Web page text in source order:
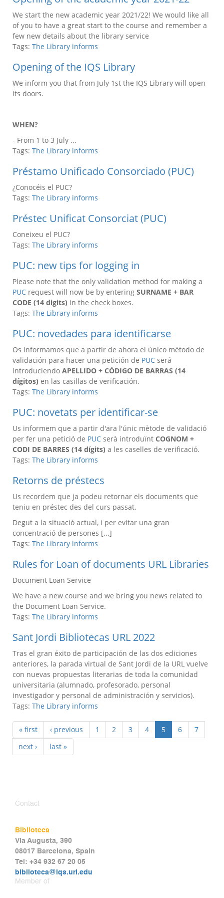
We start the new academic year 2021/22! We would like all
of you to have a great start to the course and remember a
few new details about the library service
Tags: The Library informs
Opening of the IQS Library
We inform you that from July 1st the IQS Library will open
its doors.
WHEN?
- From 1 to 3 July ...
Tags: The Library informs
Préstamo Unificado Consorciado (PUC)
¿Conocéis el PUC?
Tags: The Library informs
Préstec Unificat Consorciat (PUC)
Coneixeu el PUC?
Tags: The Library informs
PUC: new tips for logging in
Please note that the only validation method for making a
PUC request will now be by entering SURNAME + BAR
CODE (14 digits) in the check boxes.
Tags: The Library informs
PUC: novedades para identificarse
Os informamos que a partir de ahora el único método de
validación para hacer una petición de PUC será
introduciendo APELLIDO + CÓDIGO DE BARRAS (14
dígitos) en las casillas de verificación.
Tags: The Library informs
PUC: novetats per identificar-se
Us informem que a partir d'ara l'únic mètode de validació
per fer una petició de PUC serà introduïnt COGNOM +
CODI DE BARRES (14 dígits) a les caselles de verificació.
Tags: The Library informs
Retorns de préstecs
Us recordem que ja podeu retornar els documents que
teniu en préstec des del curs passat.
Degut a la situació actual, i per evitar una gran
concentració de persones [...]
Tags: The Library informs
Rules for Loan of documents URL Libraries
Document Loan Service
We have a new course and we bring you news related to
the Document Loan Service.
Tags: The Library informs
Sant Jordi Bibliotecas URL 2022
Tras el gran éxito de participación de las dos ediciones
anteriores, la parada virtual de Sant Jordi de la URL vuelve
con nuevas propuestas literarias de toda la comunidad
universitaria (alumnado, profesorado, personal
investigador y personal de administración y servicios).
Tags: The Library informs
« first ‹ previous 1 2 3 4 5 6
7
next ›
last »
Contact
Biblioteca
Via Augusta, 390
08017 Barcelona, Spain
Tel: +34 932 67 20 05
biblioteca@iqs.url.edu
Member of